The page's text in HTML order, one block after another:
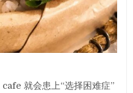
就会患上“选择困难症”